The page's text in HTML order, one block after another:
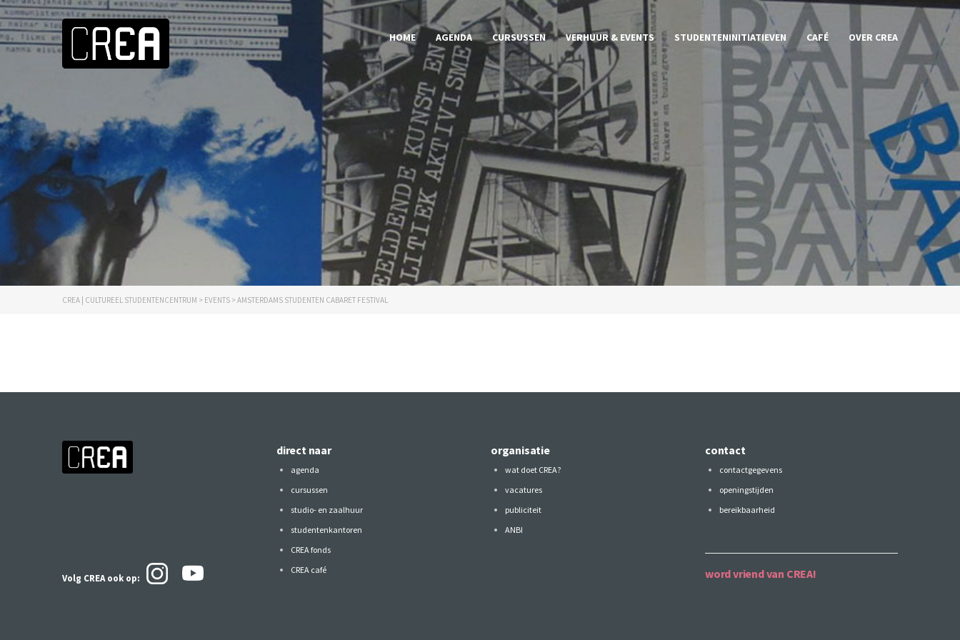
HOME AGENDA CURSUSSEN VERHUUR & EVENTS STUDENTENINITIATIEVEN CAFÉ OVER CREA
CREA | CULTUREEL STUDENTENCENTRUM > EVENTS > AMSTERDAMS STUDENTEN CABARET FESTIVAL
Volg CREA ook op:
direct naar
agenda
cursussen
studio- en zaalhuur
studentenkantoren
CREA fonds
CREA café
organisatie
wat doet CREA?
vacatures
publiciteit
ANBI
contact
contactgegevens
openingstijden
bereikbaarheid
word vriend van CREA!